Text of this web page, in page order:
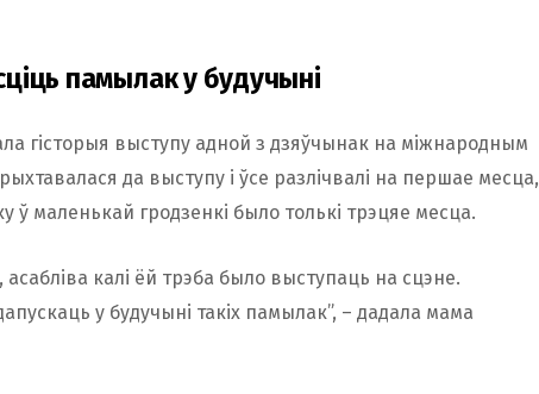
памылак у будучыні
гісторыя выступу адной з дзяўчынак на міжнародным
да выступу і ўсе разлічвалі на першае месца,
ў маленькай гродзенкі было толькі трэцяе месца.
калі ёй трэба было выступаць на сцэне.
у будучыні такіх памылак”, – дадала мама